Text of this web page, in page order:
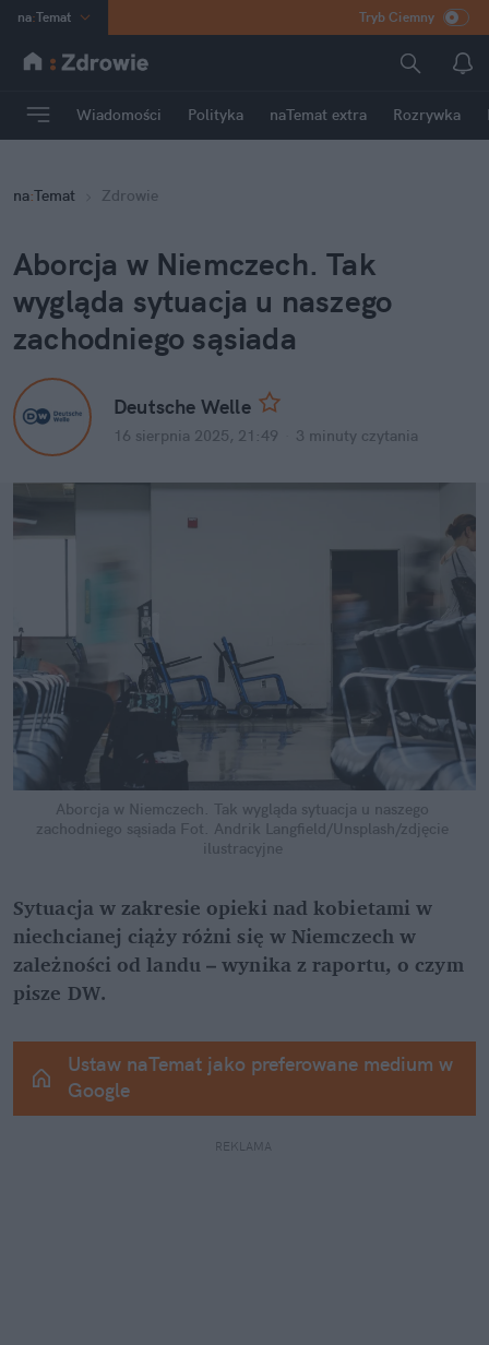
na:Temat
INN Poland
mama
Rozrywka
Tryb Ciemny
Wiadomości Polityka naTemat extra Rozrywka
na:Temat Zdrowie
Aborcja w Niemczech. Tak
wygląda sytuacja u naszego
zachodniego sąsiada
Deutsche Welle
16 sierpnia 2025, 21:49 3 minuty czytania
Aborcja w Niemczech. Tak wygląda sytuacja u naszego
zachodniego sąsiada Fot. Andrik Langfield/Unsplash/zdjęcie
ilustracyjne
Sytuacja w zakresie opieki nad kobietami w
niechcianej ciąży różni się w Niemczech w
zależności od landu – wynika z raportu, o czym
pisze DW.
Ustaw naTemat jako preferowane medium w
Google
REKLAMA